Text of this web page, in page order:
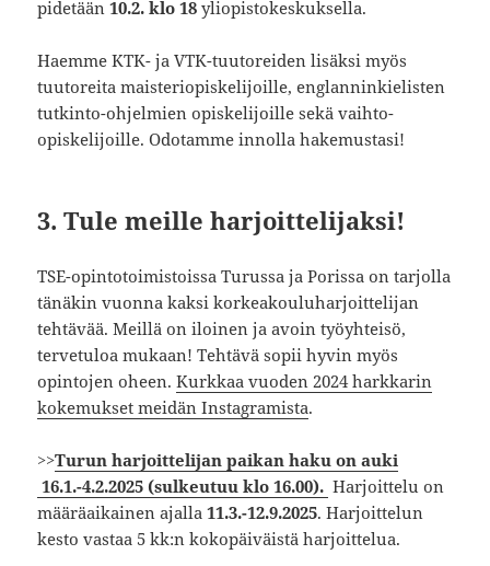
pidetään10.2. klo 18 yliopistokeskuksella.
Haemme KTK- ja VTK-tuutoreiden lisäksi myös
tuutoreita maisteriopiskelijoille, englanninkielisten
tutkinto-ohjelmien opiskelijoille sekä vaihto-
opiskelijoille. Odotamme innolla hakemustasi!
3. Tule meille harjoittelijaksi!
TSE-opintotoimistoissa Turussa ja Porissa on tarjolla
tänäkin vuonna kaksi korkeakouluharjoittelijan
tehtävää. Meillä on iloinen ja avoin työyhteisö,
tervetuloa mukaan! Tehtävä sopii hyvin myös
opintojen oheen.Kurkkaa vuoden 2024 harkkarin
kokemukset meidän Instagramista.
>>Turun harjoittelijan paikan haku on auki
16.1.-4.2.2025 (sulkeutuu klo 16.00). Harjoittelu on
määräaikainen ajalla11.3.-12.9.2025. Harjoittelun
kesto vastaa 5 kk:n kokopäiväistä harjoittelua.